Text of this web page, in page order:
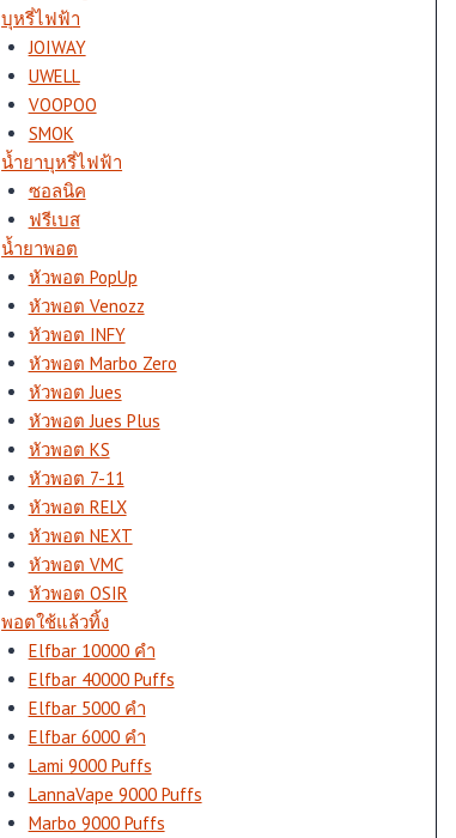
บุหรี่ไฟฟ้า
JOIWAY
UWELL
VOOPOO
SMOK
น้ำยาบุหรี่ไฟฟ้า
ซอลนิค
ฟรีเบส
น้ำยาพอต
หัวพอต PopUp
หัวพอต Venozz
หัวพอต INFY
หัวพอต Marbo Zero
หัวพอต Jues
หัวพอต Jues Plus
หัวพอต KS
หัวพอต 7-11
หัวพอต RELX
หัวพอต NEXT
หัวพอต VMC
หัวพอต OSIR
พอตใช้แล้วทิ้ง
Elfbar 10000 คำ
Elfbar 40000 Puffs
Elfbar 5000 คำ
Elfbar 6000 คำ
Lami 9000 Puffs
LannaVape 9000 Puffs
Marbo 9000 Puffs